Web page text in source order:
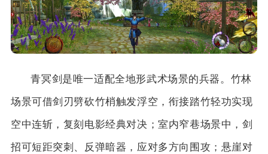
青冥剑是唯一适配全地形武术场景的兵器。竹林
场景可借剑刃劈砍竹梢触发浮空，衔接踏竹轻功实现
空中连斩，复刻电影经典对决；室内窄巷场景中，剑
招可短距突刺、反弹暗器，应对多方向围攻；悬崖对